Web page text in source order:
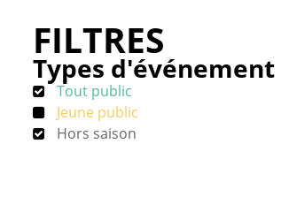
FILTRES
Types d'événement
Tout public
Jeune public
Hors saison